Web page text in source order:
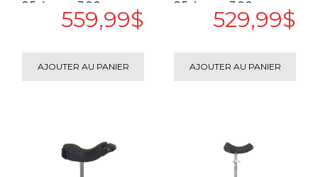
25.4mmx300mm. -
Collet de selle:
28.6mm av.bo..
559,99$
AJOUTER AU PANIER
25.4mmx300mm. -
Collet de selle:
28.6mm av.b..
529,99$
AJOUTER AU PANIER